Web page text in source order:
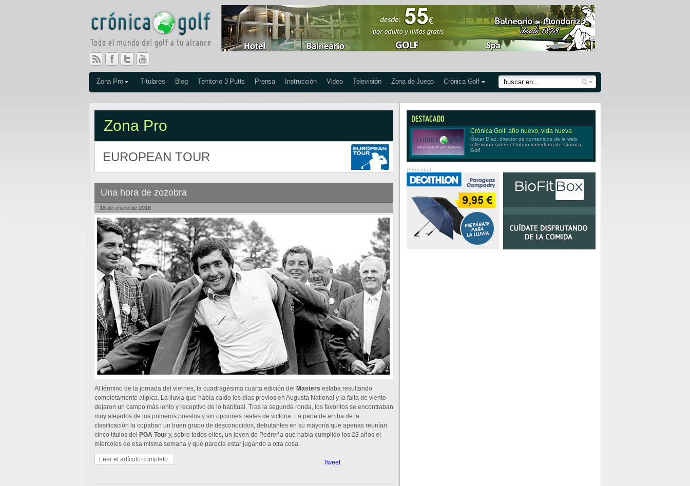
Zona Pro Titulares Blog Territorio 3 Putts Prensa Instrucción Video Televisión Zona de Juego Crónica Golf
Zona Pro
EUROPEAN TOUR
Una hora de zozobra
18 de enero de 2016
Al término de la jornada del viernes, la cuadragésima cuarta edición del Masters estaba resultando
completamente atípica. La lluvia que había caído los días previos en Augusta National y la falta de viento
dejaron un campo más lento y receptivo de lo habitual. Tras la segunda ronda, los favoritos se encontraban
muy alejados de los primeros puestos y sin opciones reales de victoria. La parte de arriba de la
clasificación la copaban un buen grupo de desconocidos, debutantes en su mayoría que apenas reunían
cinco títulos del
PGA Tour y, sobre todos ellos, un joven de Pedreña que había cumplido los 23 años el
miércoles de esa misma semana y que parecía estar jugando a otra cosa.
Leer el artículo completo. Tweet
Crónica Golf: año nuevo, vida nueva
Óscar Díaz, director de contenidos de la web,
reflexiona sobre el futuro inmediato de Crónica
Golf
Publicidad